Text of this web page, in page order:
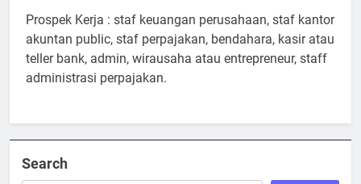
Prospek Kerja : staf keuangan perusahaan, staf kantor
akuntan public, staf perpajakan, bendahara, kasir atau
teller bank, admin, wirausaha atau entrepreneur, staff
administrasi perpajakan.
Search